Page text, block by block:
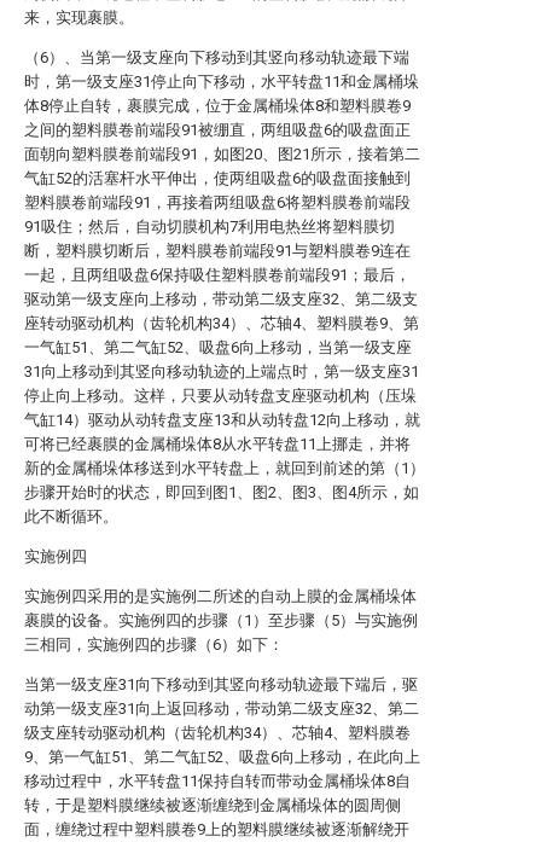
来，实现裹膜。
（6）、当第一级支座向下移动到其竖向移动轨迹最下端
时，第一级支座31停止向下移动，水平转盘11和金属桶垛
体8停止自转，裹膜完成，位于金属桶垛体8和塑料膜卷9
之间的塑料膜卷前端段91被绷直，两组吸盘6的吸盘面正
面朝向塑料膜卷前端段91，如图20、图21所示，接着第二
气缸52的活塞杆水平伸出，使两组吸盘6的吸盘面接触到
塑料膜卷前端段91，再接着两组吸盘6将塑料膜卷前端段
91吸住；然后，自动切膜机构7利用电热丝将塑料膜切
断，塑料膜切断后，塑料膜卷前端段91与塑料膜卷9连在
一起，且两组吸盘6保持吸住塑料膜卷前端段91；最后，
驱动第一级支座向上移动，带动第二级支座32、第二级支
座转动驱动机构（齿轮机构34）、芯轴4、塑料膜卷9、第
一气缸51、第二气缸52、吸盘6向上移动，当第一级支座
31向上移动到其竖向移动轨迹的上端点时，第一级支座31
停止向上移动。这样，只要从动转盘支座驱动机构（压垛
气缸14）驱动从动转盘支座13和从动转盘12向上移动，就
可将已经裹膜的金属桶垛体8从水平转盘11上挪走，并将
新的金属桶垛体移送到水平转盘上，就回到前述的第（1）
步骤开始时的状态，即回到图1、图2、图3、图4所示，如
此不断循环。
实施例四
实施例四采用的是实施例二所述的自动上膜的金属桶垛体
裹膜的设备。实施例四的步骤（1）至步骤（5）与实施例
三相同，实施例四的步骤（6）如下：
当第一级支座31向下移动到其竖向移动轨迹最下端后，驱
动第一级支座31向上返回移动，带动第二级支座32、第二
级支座转动驱动机构（齿轮机构34）、芯轴4、塑料膜卷
9、第一气缸51、第二气缸52、吸盘6向上移动，在此向上
移动过程中，水平转盘11保持自转而带动金属桶垛体8自
转，于是塑料膜继续被逐渐缠绕到金属桶垛体的圆周侧
面，缠绕过程中塑料膜卷9上的塑料膜继续被逐渐解绕开